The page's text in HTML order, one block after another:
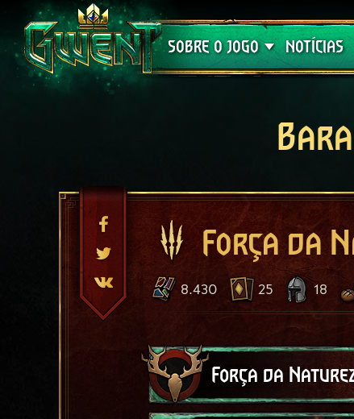
SOBRE O JOGO
Suporte
NOTÍCIAS
Força da
8.430 25 18
Força da